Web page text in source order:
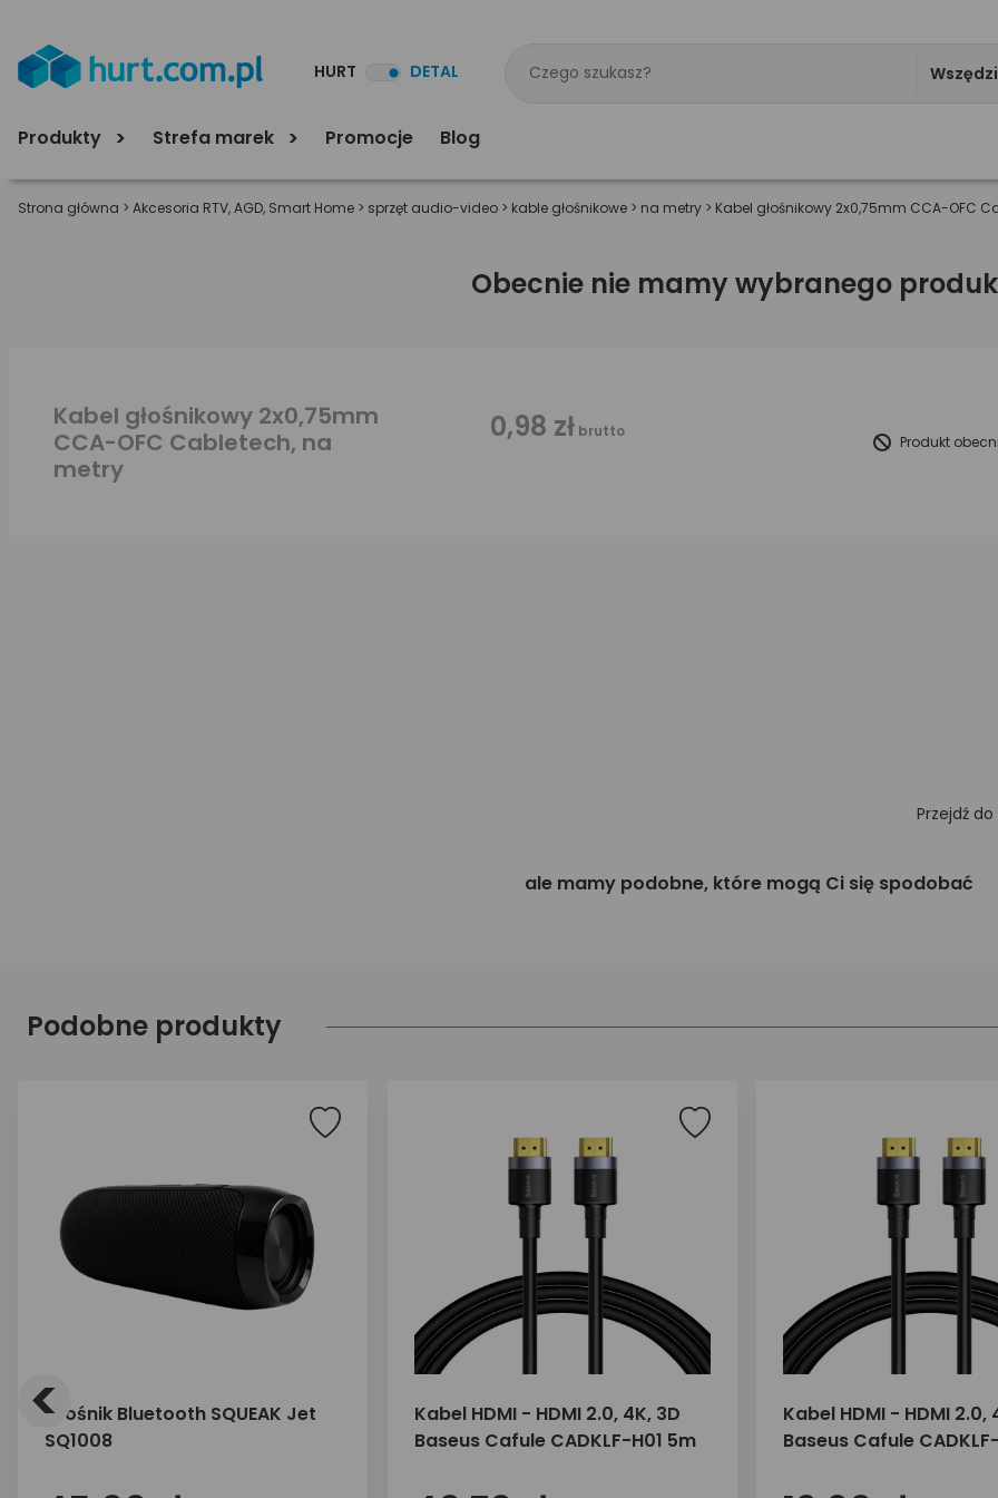
HURT DETAL
Produkty Strefa marek Promocje Blog
Strona główna > Akcesoria RTV, AGD, Smart Home > sprzęt audio-video > kable głośnikowe > na metry > Kabel głośnikowy 2x0,75mm CCA-OFC
Obecnie nie mamy wybranego
Kabel głośnikowy 2x0,75mm
CCA-OFC Cabletech, na
metry
0,98 zł brutto
Produkt
Przejdź do
ale mamy podobne, które mogą Ci się spodobać
Podobne produkty
Głośnik Bluetooth SQUEAK Jet
SQ1008
Kabel HDMI - HDMI 2.0, 4K, 3D
Baseus Cafule CADKLF-H01 5m
Kabel HDMI - HDMI 2.0,
Baseus Cafule CADKLF-
<